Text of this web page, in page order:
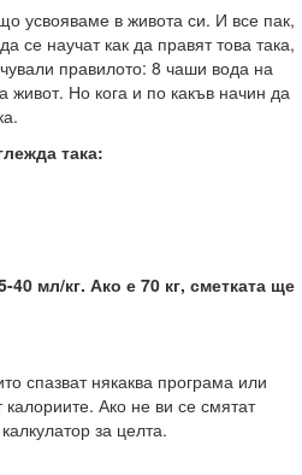
усвояваме в живота си. И все пак,
се научат как да правят това така,
правилото: 8 чаши вода на
живот. Но кога и по какъв начин да
така:
мл/кг. Ако е 70 кг, сметката ще
спазват някаква програма или
Ако не ви се смятат
за целта.